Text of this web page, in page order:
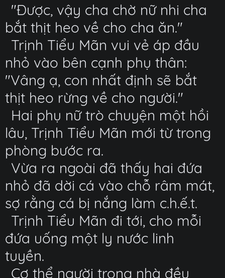
"Được, vậy cha chờ nữ nhi cha
bắt thịt heo về cho cha ăn."
Trịnh Tiểu Mãn vui vẻ áp đầu
nhỏ vào bên cạnh phụ thân:
"Vâng ạ, con nhất định sẽ bắt
thịt heo rừng về cho người."
Hai phụ nữ trò chuyện một hồi
lâu, Trịnh Tiểu Mãn mới từ trong
phòng bước ra.
Vừa ra ngoài đã thấy hai đứa
nhỏ đã dời cá vào chỗ râm mát,
sợ rằng cá bị nắng làm c.h.ế.t.
Trịnh Tiểu Mãn đi tới, cho mỗi
đứa uống một ly nước linh
tuyền.
Cơ thể người trong nhà đều